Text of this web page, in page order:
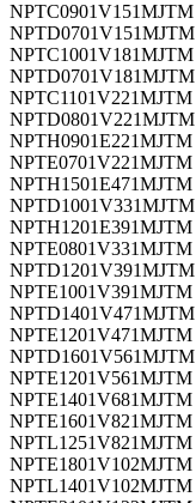
NPTC0901V151MJTM
NPTD0701V151MJTM
NPTC1001V181MJTM
NPTD0701V181MJTM
NPTC1101V221MJTM
NPTD0801V221MJTM
NPTH0901E221MJTM
NPTE0701V221MJTM
NPTH1501E471MJTM
NPTD1001V331MJTM
NPTH1201E391MJTM
NPTE0801V331MJTM
NPTD1201V391MJTM
NPTE1001V391MJTM
NPTD1401V471MJTM
NPTE1201V471MJTM
NPTD1601V561MJTM
NPTE1201V561MJTM
NPTE1401V681MJTM
NPTE1601V821MJTM
NPTL1251V821MJTM
NPTE1801V102MJTM
NPTL1401V102MJTM